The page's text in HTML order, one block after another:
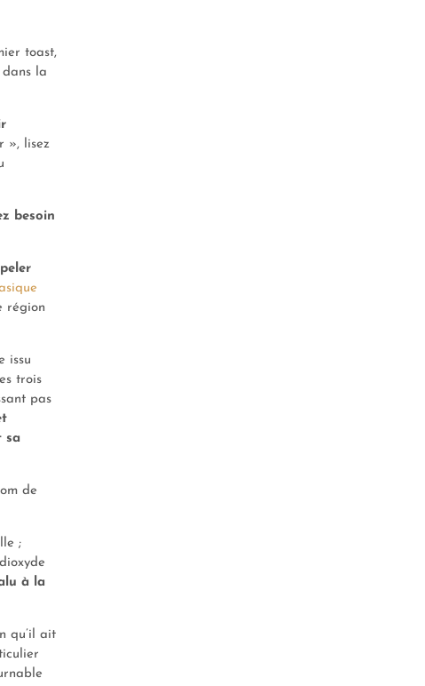
toast,
la
», lisez
besoin
région
issu
trois
pas
sa
de
;
à la
qu’il ait